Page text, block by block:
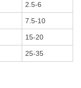
2.5-6
7.5-10
15-20
25-35